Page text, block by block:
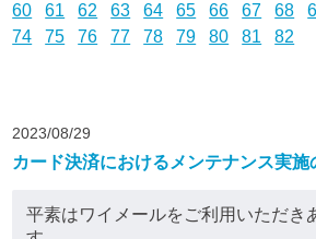
60
61 62 63 64 65 66 67 68
74
75 76 77 78 79 80 81 82
2023/08/29
カード決済におけるメンテナンス実施
平素はワイメールをご利用いただき